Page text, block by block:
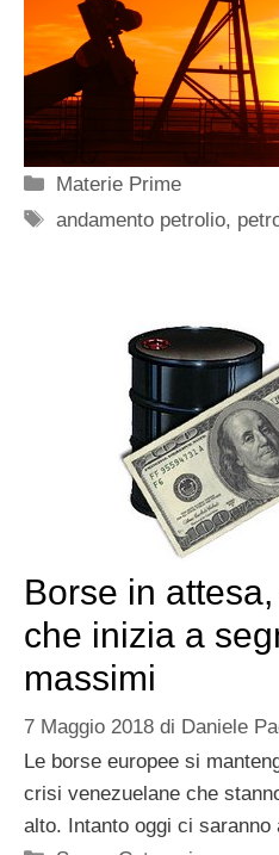
Categorie
Materie Prime
Tag
andamento petrolio,
Borse in
che inizia a
massimi
7 Maggio 2018 di Daniele
Le borse europee si
crisi venezuelane che
alto. Intanto oggi ci